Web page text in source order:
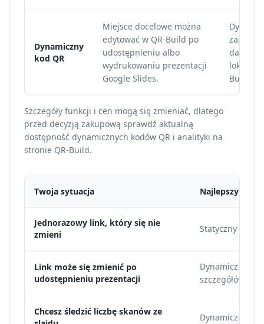
Dynamiczny
kod QR
Miejsce docelowe można
edytować w QR-Build po
udostępnieniu albo
wydrukowaniu prezentacji
Google Slides.
datę
Build.
Szczegóły funkcji i cen mogą się zmieniać, dlatego
przed decyzją zakupową sprawdź aktualną
dostępność dynamicznych kodów QR i analityki na
stronie QR-Build.
Twoja sytuacja Najlepszy
Jednorazowy link, który się nie
zmieni
Statyczny kod
Link może się zmienić po
udostępnieniu prezentacji
Dynamiczny
szczegółów u
Chcesz śledzić liczbę skanów ze
Dynamiczny